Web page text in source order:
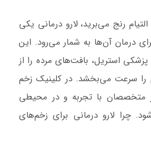
رنج می‌برید، لارو درمانی یکی
درمان آن‌ها به شمار می‌رود. این
پزشکی استریل، بافت‌های مرده را از
را سرعت می‌بخشد. در کلینیک زخم
با تجربه و در محیطی
چرا لارو درمانی برای زخم‌های